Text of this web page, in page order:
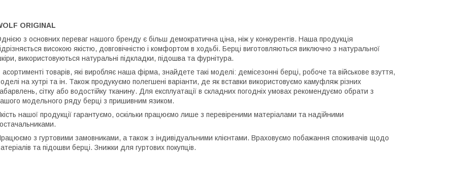
ORIGINAL
з основних переваг нашого бренду є більш демократична ціна, ніж у конкурентів. Наша продукція
високою якістю, довговічністю і комфортом в ходьбі. Берці виготовляються виключно з натуральної
використовуються натуральні підкладки, підошва та фурнітура.
асортименті товарів, які виробляє наша фірма, знайдете такі моделі: демісезонні берці, робоче та військове взуття,
на хутрі та ін. Також продукуємо полегшені варіанти, де як вставки використовуємо камуфляж різних
сітку або водостійку тканину. Для експлуатації в складних погодніх умовах рекомендуємо обрати з
модельного ряду берці з пришивним язиком.
нашої продукції гарантуємо, оскільки працюємо лише з перевіреними матеріалами та надійними
з гуртовими замовниками, а також з індивідуальними клієнтами. Враховуємо побажання споживачів щодо
та підошви берці. Знижки для гуртових покупців.